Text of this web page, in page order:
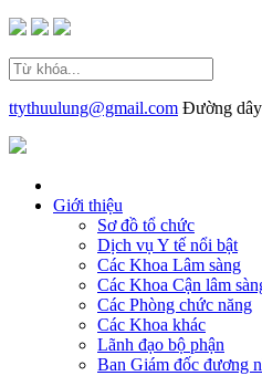
ttythuulung@gmail.com Đường
Giới thiệu
Sơ đồ tổ chức
Dịch vụ Y tế nổi bật
Các Khoa Lâm sàng
Các Khoa Cận lâm
Các Phòng chức năng
Các Khoa khác
Lãnh đạo bộ phận
Ban Giám đốc đương